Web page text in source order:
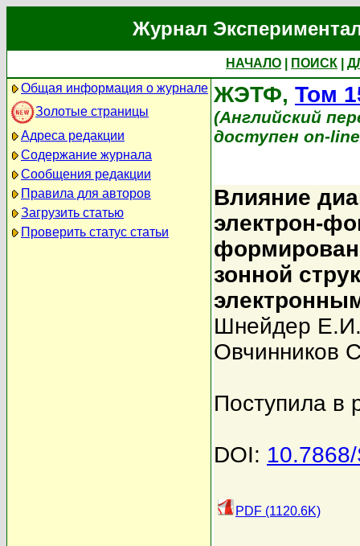
Журнал
НАЧАЛО ПОИСК
Общая информация о журнале
Золотые страницы
Адреса редакции
Содержание журнала
Сообщения редакции
Правила для авторов
Загрузить статью
Проверить статус статьи
ЖЭТФ, Том
(Английский
доступен on-
Влияние
электрон-
зонной
Шнейдер
Овчинников
Поступила в
DOI:
PDF (1120.6K)